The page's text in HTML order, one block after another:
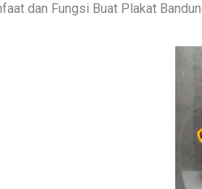
dan Fungsi Buat Plakat